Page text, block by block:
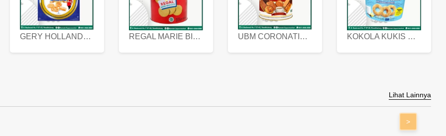
GERY HOLLANDA BUTTER COOKIES 450 GRAM REGAL MARIE BISCUIT KALENG 550 GRAM UBM CORONATION ASSORTED BISKUIT KALENG 450 GRAM KOKOLA KUKIS HYGIENIC MILK VANILLA PACK 320 GR
Lihat Lainnya
>